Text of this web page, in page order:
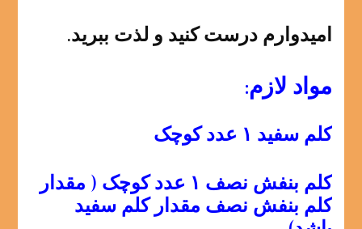
امیدوارم درست کنید و لذت ببرید.
مواد لازم:
کلم سفید ۱ عدد کوچک
کلم بنفش نصف ۱ عدد کوچک ( مقدار
کلم بنفش نصف مقدار کلم سفید